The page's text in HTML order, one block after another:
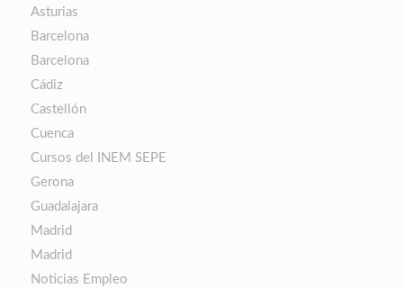
Asturias
Barcelona
Barcelona
Cádiz
Castellón
Cuenca
Cursos del INEM SEPE
Gerona
Guadalajara
Madrid
Madrid
Noticias Empleo